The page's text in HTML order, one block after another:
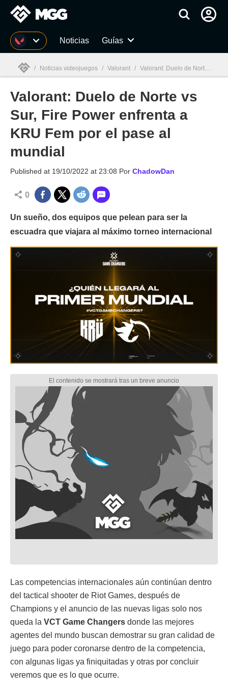
MGG Noticias Guías
MGG
/ Noticias videojuegos / Valorant / Valorant: Duelo de Norte vs Sur, Fire Power enfrenta a KRU Fem por el pase al mundial
Valorant: Duelo de Norte vs
Sur, Fire Power enfrenta a
KRU Fem por el pase al
mundial
Published at 19/10/2022 at 23:08 Por ChadowDan
0
Un sueño, dos equipos que pelean para ser la
escuadra que viajara al máximo torneo internacional
Las competencias internacionales aún continúan dentro
del tactical shooter de Riot Games, después de
Champions y el anuncio de las nuevas ligas solo nos
queda la VCT Game Changers donde las mejores
agentes del mundo buscan demostrar su gran calidad de
juego para poder coronarse dentro de la competencia,
con algunas ligas ya finiquitadas y otras por concluir
veremos que es lo que ocurre.